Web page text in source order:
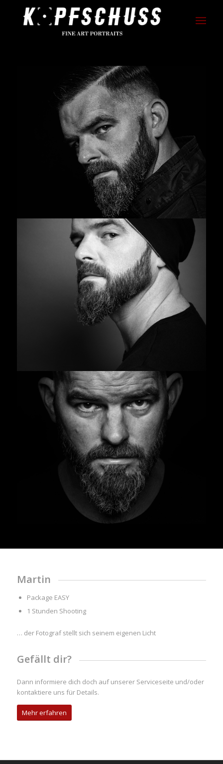
Martin
Package EASY
1 Stunden Shooting
… der Fotograf stellt sich seinem eigenen Licht
Gefällt dir?
Dann informiere dich doch auf unserer Serviceseite und/oder
kontaktiere uns für Details.
Mehr erfahren